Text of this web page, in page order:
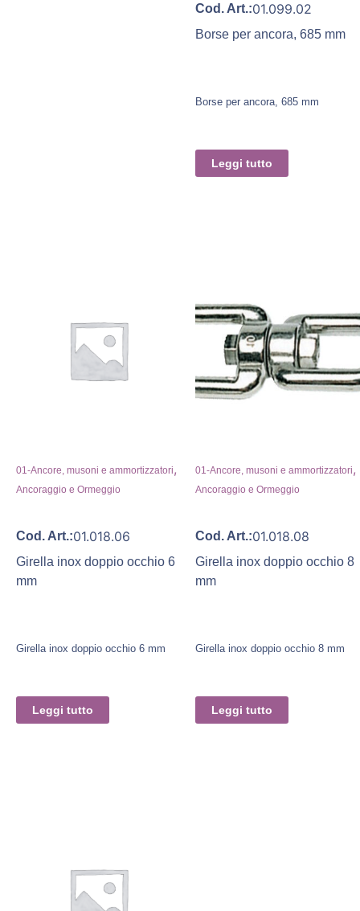
Cod. Art.:01.099.02
Borse per ancora, 685 mm
Borse per ancora, 685 mm
Leggi tutto
01-Ancore, musoni e ammortizzatori,
Ancoraggio e Ormeggio
Cod. Art.:01.018.06
Girella inox doppio occhio 6
mm
Girella inox doppio occhio 6 mm
Leggi tutto
01-Ancore, musoni e ammortizzatori,
Ancoraggio e Ormeggio
Cod. Art.:01.018.08
Girella inox doppio occhio 8
mm
Girella inox doppio occhio 8 mm
Leggi tutto